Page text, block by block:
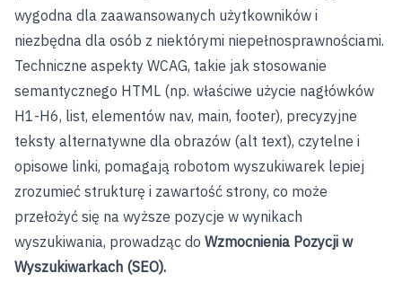
wygodna dla zaawansowanych użytkowników i
niezbędna dla osób z niektórymi niepełnosprawnościami.
Techniczne aspekty WCAG, takie jak stosowanie
semantycznego HTML (np. właściwe użycie nagłówków
H1-H6, list, elementów nav, main, footer), precyzyjne
teksty alternatywne dla obrazów (alt text), czytelne i
opisowe linki, pomagają robotom wyszukiwarek lepiej
zrozumieć strukturę i zawartość strony, co może
przełożyć się na wyższe pozycje w wynikach
wyszukiwania, prowadząc do Wzmocnienia Pozycji w
Wyszukiwarkach (SEO).